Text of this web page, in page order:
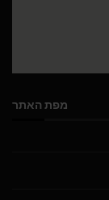
מפת האתר